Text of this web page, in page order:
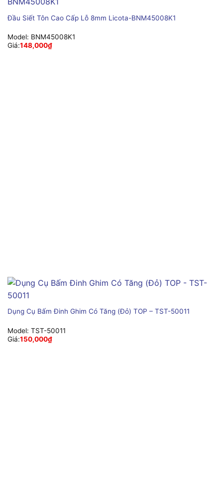
Đầu Siết Tôn Cao Cấp Lỗ 8mm Licota-BNM45008K1
Model: BNM45008K1
Giá:148,000₫
Dụng Cụ Bấm Đinh Ghim Có Tăng (Đỏ) TOP – TST-50011
Model: TST-50011
Giá:150,000₫